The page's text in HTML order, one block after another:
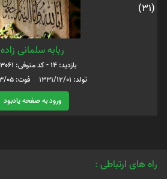
(31)
ربابه سلمانی زاده
بازدید: 14 - کد متوفی: 6293061
تولد: 1331/12/01 فوت: 1398/03/05
ورود به صفحه یادبود
راه های ارتباطی :